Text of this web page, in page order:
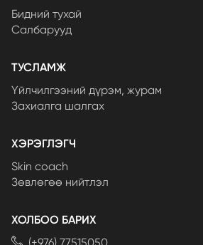
Бидний тухай
Салбарууд
ТУСЛАМЖ
Үйлчилгээний дүрэм, журам
Захиалга шалгах
ХЭРЭГЛЭГЧ
Skin coach
Зөвлөгөө нийтлэл
ХОЛБОО БАРИХ